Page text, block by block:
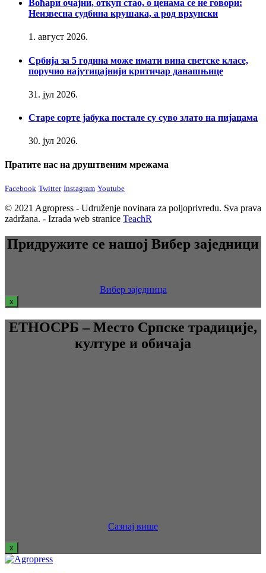
Воћари очајни, откуп стао, о ценама се не говори:
Неизвесна судбина крушака, а род врхунски
1. август 2026.
Србија за 5 година може имати вина светске класе,
поручио најутицајнији критичар данашњице
31. јул 2026.
Старе сорте јабука постале су суво злато на пијацама
30. јул 2026.
Пратите нас на друштвеним мрежама
Facebook Twitter Instagram Youtube
© 2021 Agropress - Udruženje novinara za poljoprivredu. Sva prava
zadržana. - Izrada web stranice TeachR
Придружите се нашој Вибер заједници
Вибер заједница
x
ЕТНОСРБ – Место Српске традиције,
културе и обичаја
Сазнај више
x